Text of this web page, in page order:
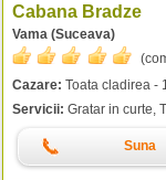
Cabana Bradze
Vama (Suceava)
Cazare: Toata cladirea -
Servicii: Gratar in curte,
Suna